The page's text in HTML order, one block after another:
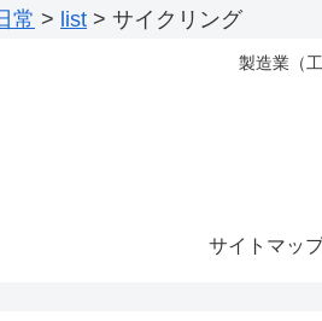
常 > list > サイクリング
製造業（
サイトマッ